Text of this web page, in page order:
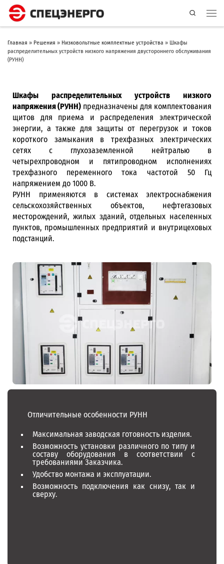
Search
Главная » Решения » Низковольтные комплектные устройства » Шкафы
распределительных устройств низкого напряжения двустороннего обслуживания
(РУНН)
Шкафы распределительных устройств низкого
напряжения (РУНН) предназначены для комплектования
щитов для приема и распределения электрической
энергии, а также для защиты от перегрузок и токов
короткого замыкания в трехфазных электрических
сетях с глухозаземленной нейтралью в
четырехпроводном и пятипроводном исполнениях
трехфазного переменного тока частотой 50 Гц
напряжением до 1000 В.
РУНН применяются в системах электроснабжения
сельскохозяйственных объектов, нефтегазовых
месторождений, жилых зданий, отдельных населенных
пунктов, промышленных предприятий и внутрицеховых
подстанций.
Отличительные особенности РУНН
Максимальная заводская готовность изделия.
Возможность установки различного по типу и
составу оборудования в соответствии с
требованиями Заказчика.
Удобство монтажа и эксплуатации.
Возможность подключения как снизу, так и
сверху.